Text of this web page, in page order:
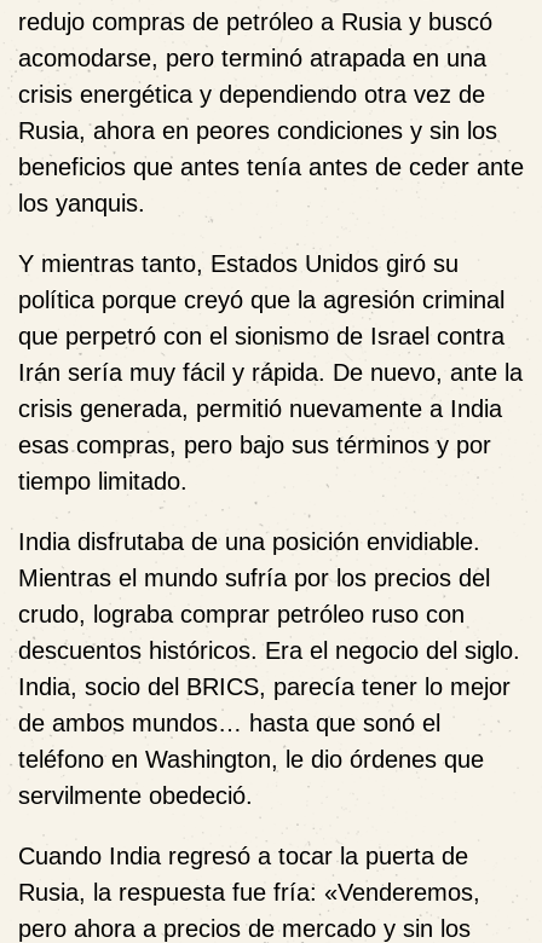
redujo compras de petróleo a Rusia y buscó
acomodarse, pero terminó atrapada en una
crisis energética y dependiendo otra vez de
Rusia, ahora en peores condiciones y sin los
beneficios que antes tenía antes de ceder ante
los yanquis.
Y mientras tanto, Estados Unidos giró su
política porque creyó que la agresión criminal
que perpetró con el sionismo de Israel contra
Irán sería muy fácil y rápida. De nuevo, ante la
crisis generada, permitió nuevamente a India
esas compras, pero bajo sus términos y por
tiempo limitado.
India disfrutaba de una posición envidiable.
Mientras el mundo sufría por los precios del
crudo, lograba comprar petróleo ruso con
descuentos históricos. Era el negocio del siglo.
India, socio del BRICS, parecía tener lo mejor
de ambos mundos… hasta que sonó el
teléfono en Washington, le dio órdenes que
servilmente obedeció.
Cuando India regresó a tocar la puerta de
Rusia, la respuesta fue fría: «Venderemos,
pero ahora a precios de mercado y sin los